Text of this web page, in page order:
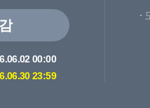
00:00
23:59